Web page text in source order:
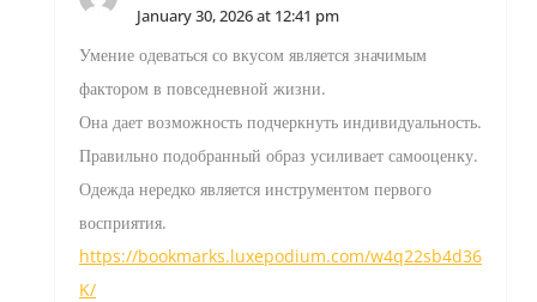
January 30, 2026 at 12:41 pm
Умение одеваться со вкусом является значимым
фактором в повседневной жизни.
Она дает возможность подчеркнуть индивидуальность.
Правильно подобранный образ усиливает самооценку.
Одежда нередко является инструментом первого
восприятия.
https://bookmarks.luxepodium.com/w4q22sb4d36
K/